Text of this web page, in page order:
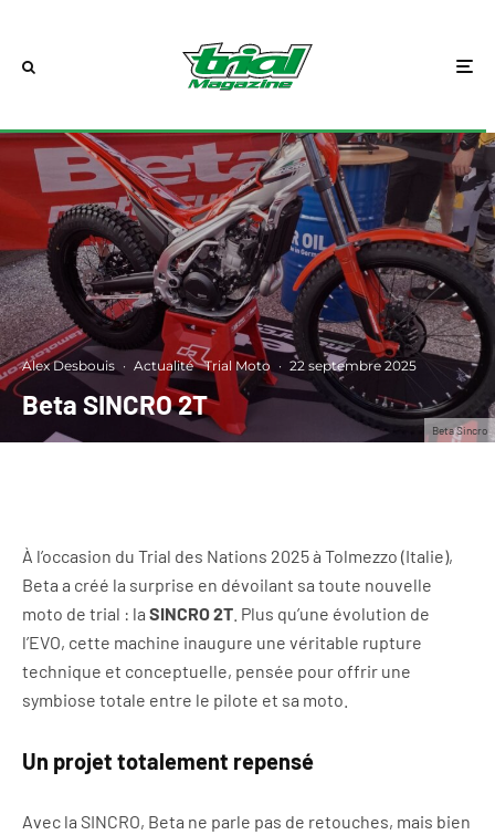
Beta Sincro
Alex Desbouis · Actualité Trial Moto · 22 septembre 2025
Beta SINCRO 2T
À l’occasion du Trial des Nations 2025 à Tolmezzo (Italie),
Beta a créé la surprise en dévoilant sa toute nouvelle
moto de trial : la SINCRO 2T . Plus qu’une évolution de
l’EVO, cette machine inaugure une véritable rupture
technique et conceptuelle, pensée pour offrir une
symbiose totale entre le pilote et sa moto.
Un projet totalement repensé
Avec la SINCRO, Beta ne parle pas de retouches, mais bien